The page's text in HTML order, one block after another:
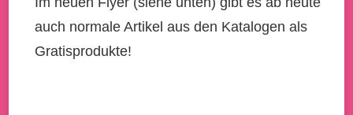
auch normale Artikel aus den Katalogen als
Gratisprodukte!